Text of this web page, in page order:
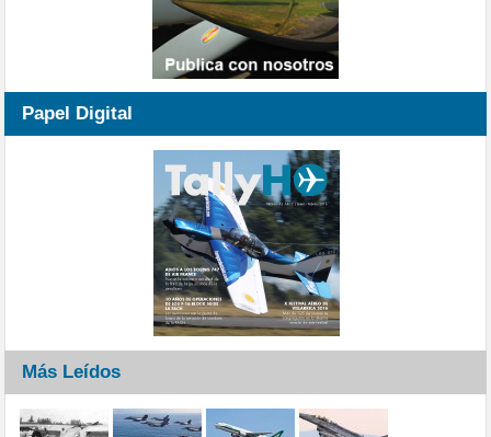
Papel Digital
Más Leídos